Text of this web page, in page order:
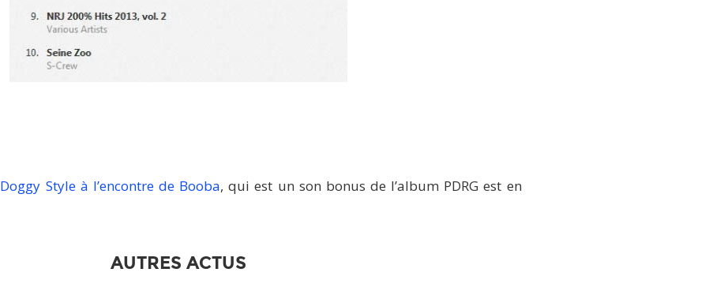
Doggy Style à l’encontre de Booba, qui est un son bonus de l’album PDRG est en
AUTRES ACTUS